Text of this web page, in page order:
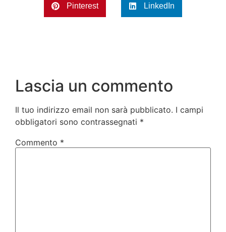
Pinterest LinkedIn
Lascia un commento
Il tuo indirizzo email non sarà pubblicato. I campi
obbligatori sono contrassegnati *
Commento *